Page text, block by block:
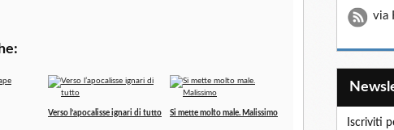
Verso l’apocalisse ignari di tutto Si mette molto male. Malissimo
via
Iscriviti